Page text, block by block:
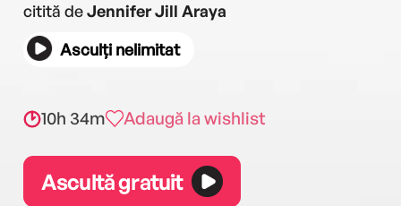
citită deJennifer Jill Araya
Asculți nelimitat
10h 34m Adaugă la wishlist
Ascultă gratuit